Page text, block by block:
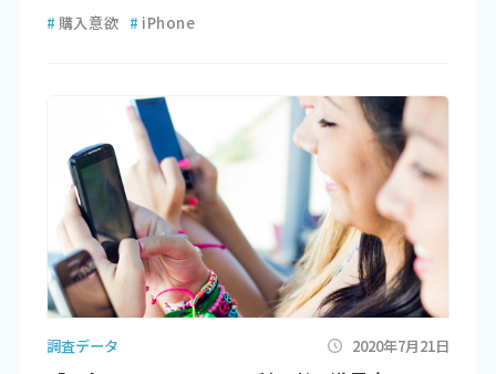
# 購入意欲 # iPhone
調査データ 2020年7月21日